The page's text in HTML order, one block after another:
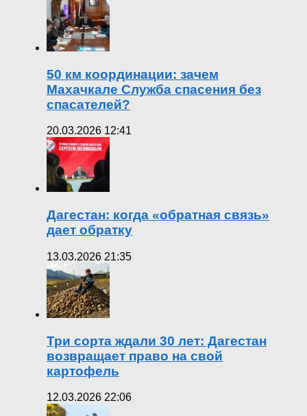
50 км координации: зачем
Махачкале Служба спасения без
спасателей?
20.03.2026 12:41
Дагестан: когда «обратная связь»
дает обратку
13.03.2026 21:35
Три сорта ждали 30 лет: Дагестан
возвращает право на свой
картофель
12.03.2026 22:06